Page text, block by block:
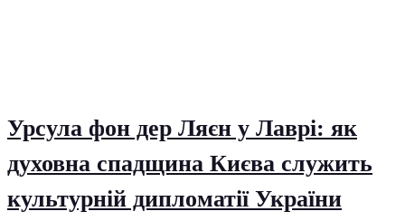
Урсула фон дер Ляєн у Лаврі: як
духовна спадщина Києва служить
культурній дипломатії України